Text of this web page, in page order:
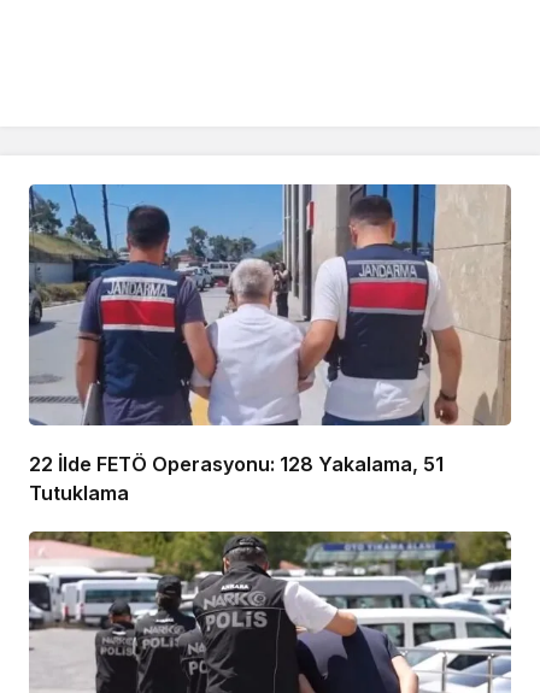
22 İlde FETÖ Operasyonu: 128 Yakalama, 51
Tutuklama